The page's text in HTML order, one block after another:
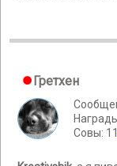
Гретхен
Cовы: 11